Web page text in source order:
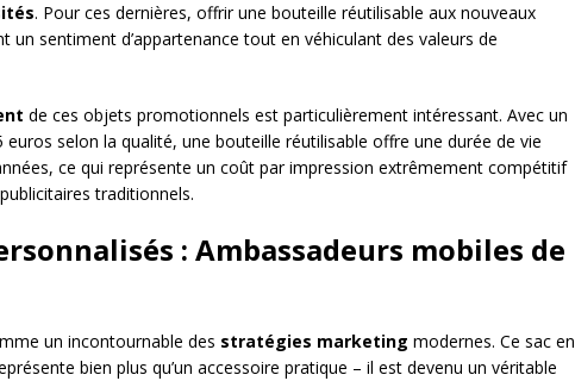
. Pour ces dernières, offrir une bouteille réutilisable aux nouveaux
un sentiment d’appartenance tout en véhiculant des valeurs de
de ces objets promotionnels est particulièrement intéressant. Avec un
selon la qualité, une bouteille réutilisable offre une durée de vie
ce qui représente un coût par impression extrêmement compétitif
traditionnels.
: Ambassadeurs mobiles de
un incontournable des stratégies marketing modernes. Ce sac en
bien plus qu’un accessoire pratique – il est devenu un véritable